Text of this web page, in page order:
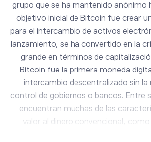
BTC
Bitcoin
DASH
Dash
grupo que se ha mantenido anónimo
objetivo inicial de Bitcoin fue crear
para el intercambio de activos
lanzamiento, se ha convertido en la
grande en términos de
Bitcoin fue la primera moneda
intercambio descentralizado sin la
control de gobiernos o bancos. Entre
encuentran muchas de las
valor al dinero convencional, como